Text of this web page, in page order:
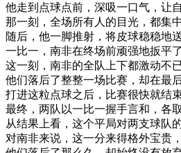
他走到 点球点前 ， 深吸一口气 ， 让
那一刻 ， 全场所有人 的 目光 ， 都集中
随后 ， 他一脚推射 ， 将皮球稳稳地
一比一 ， 南非在终场前顽强地扳平了
这一刻 ， 南非的全队 上下都激动不
他们落后了整整一场比赛 ， 却在最
打进这粒点球之后 ， 比赛很快就结
最终 ， 两队 以一比一握手言和 ， 各取
从结果 上看 ， 这个平局对两支球队
对南非来说 ， 这一分来得格外宝贵 ，